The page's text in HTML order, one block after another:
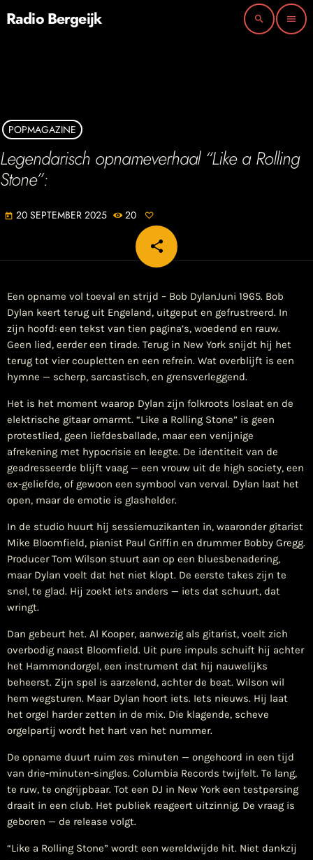
Radio Bergeijk search menu
POPMAGAZINE
Legendarisch opnameverhaal “Like a Rolling
Stone”:
today 20 SEPTEMBER 2025 20
share
email
Een opname vol toeval en strijd – Bob DylanJuni 1965. Bob
Dylan keert terug uit Engeland, uitgeput en gefrustreerd. In
zijn hoofd: een tekst van tien pagina’s, woedend en rauw.
Geen lied, eerder een tirade. Terug in New York snijdt hij het
terug tot vier coupletten en een refrein. Wat overblijft is een
hymne — scherp, sarcastisch, en grensverleggend.
Het is het moment waarop Dylan zijn folkroots loslaat en de
elektrische gitaar omarmt. “Like a Rolling Stone” is geen
protestlied, geen liefdesballade, maar een venijnige
afrekening met hypocrisie en leegte. De identiteit van de
geadresseerde blijft vaag — een vrouw uit de high society, een
ex-geliefde, of gewoon een symbool van verval. Dylan laat het
open, maar de emotie is glashelder.
In de studio huurt hij sessiemuzikanten in, waaronder gitarist
Mike Bloomfield, pianist Paul Griffin en drummer Bobby Gregg.
Producer Tom Wilson stuurt aan op een bluesbenadering,
maar Dylan voelt dat het niet klopt. De eerste takes zijn te
snel, te glad. Hij zoekt iets anders — iets dat schuurt, dat
wringt.
Dan gebeurt het. Al Kooper, aanwezig als gitarist, voelt zich
overbodig naast Bloomfield. Uit pure impuls schuift hij achter
het Hammondorgel, een instrument dat hij nauwelijks
beheerst. Zijn spel is aarzelend, achter de beat. Wilson wil
hem wegsturen. Maar Dylan hoort iets. Iets nieuws. Hij laat
het orgel harder zetten in de mix. Die klagende, scheve
orgelpartij wordt het hart van het nummer.
De opname duurt ruim zes minuten — ongehoord in een tijd
van drie-minuten-singles. Columbia Records twijfelt. Te lang,
te ruw, te ongrijpbaar. Tot een DJ in New York een testpersing
draait in een club. Het publiek reageert uitzinnig. De vraag is
geboren — de release volgt.
“Like a Rolling Stone” wordt een wereldwijde hit. Niet dankzij